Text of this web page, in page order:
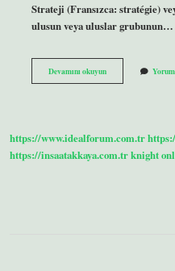
Strateji (Fransızca: stratégie)
ulusun veya uluslar grubunun…
Devamını okuyunStratejik
Tekrar
https://www.idealforum.com.tr
https://insaatakkaya.com.trknight